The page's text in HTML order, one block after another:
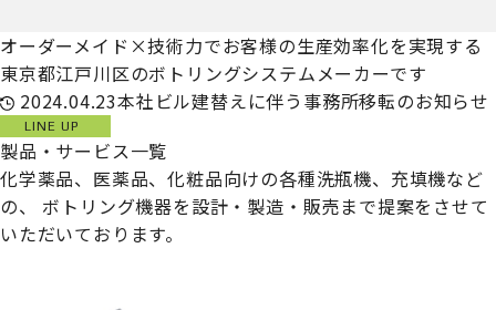
オーダーメイド×技術力でお客様の生産効率化を実現する
東京都江戸川区のボトリングシステムメーカーです
2024.04.23本社ビル建替えに伴う事務所移転のお知らせ
LINE UP
製品・サービス一覧
化学薬品、医薬品、化粧品向けの各種洗瓶機、充填機など
の、
ボトリング機器を設計・製造・販売まで提案をさせて
いただいております。